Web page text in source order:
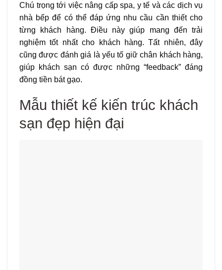
Chú trọng tới việc nâng cấp spa, y tế và các dịch vụ
nhà bếp để có thể đáp ứng nhu cầu cần thiết cho
từng khách hàng. Điều này giúp mang đến trải
nghiệm tốt nhất cho khách hàng. Tất nhiên, đây
cũng được đánh giá là yếu tố giữ chân khách hàng,
giúp khách sạn có được những “feedback” đáng
đồng tiền bát gạo.
Mẫu thiết kế kiến trúc khách
sạn đẹp hiện đại